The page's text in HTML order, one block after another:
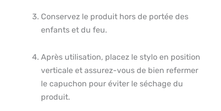
Conservez le produit hors de portée des
enfants et du feu.
Après utilisation, placez le stylo en position
verticale et assurez-vous de bien refermer
le capuchon pour éviter le séchage du
produit.